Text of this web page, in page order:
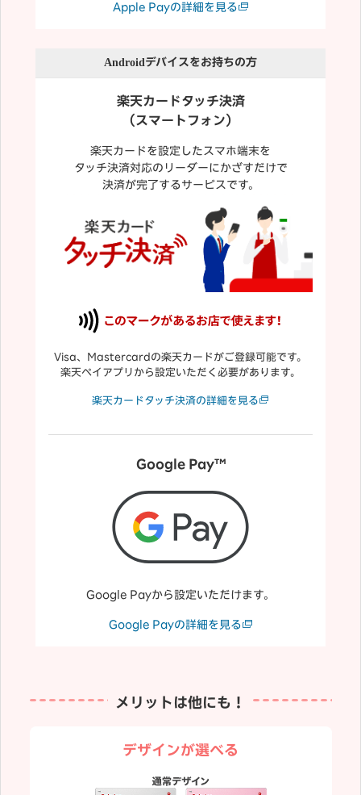
Apple Payの詳細を見る
Androidデバイスをお持ちの方
楽天カードタッチ決済
（スマートフォン）
楽天カードを設定したスマホ端末を
タッチ決済対応のリーダーにかざすだけで
決済が完了するサービスです。
Visa、Mastercardの楽天カードがご登録可能です。
楽天ペイアプリから設定いただく必要があります。
楽天カードタッチ決済の詳細を見る
Google Pay™
Google Payから設定いただけます。
Google Payの詳細を見る
メリットは他にも！
デザインが選べる